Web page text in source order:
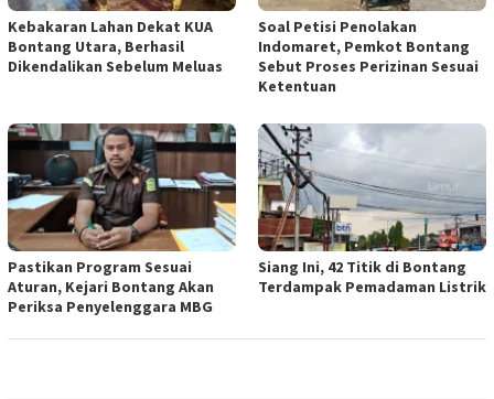
Kebakaran Lahan Dekat KUA
Bontang Utara, Berhasil
Dikendalikan Sebelum Meluas
Soal Petisi Penolakan
Indomaret, Pemkot Bontang
Sebut Proses Perizinan Sesuai
Ketentuan
Pastikan Program Sesuai
Aturan, Kejari Bontang Akan
Periksa Penyelenggara MBG
Siang Ini, 42 Titik di Bontang
Terdampak Pemadaman Listrik